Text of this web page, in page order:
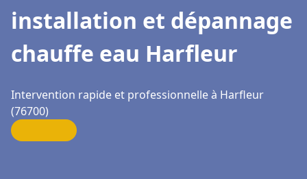
installation et dépannage
chauffe eau Harfleur
Intervention rapide et professionnelle à Harfleur
(76700)